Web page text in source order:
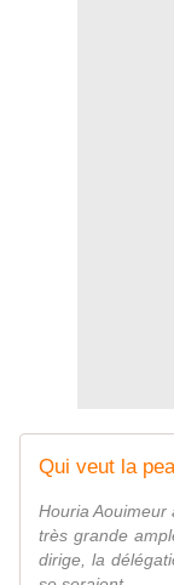
Houria
très grande
dirige, la